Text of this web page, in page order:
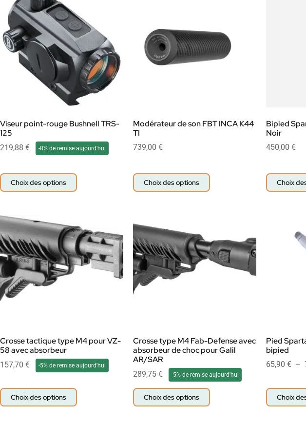
Viseur point-rouge Bushnell TRS-
125
219,88 € -8% de remise aujourd'hui
Choix des options
Modérateur de son FBT INCA K44
TI
739,00 €
Choix des options
Bipied
Noir
450,00 €
Choix
Crosse tactique type M4 pour VZ-
58 avec absorbeur
157,70 € -5% de remise aujourd'hui
Choix des options
Crosse type M4 Fab-Defense avec
absorbeur de choc pour Galil
AR/SAR
289,75 € -5% de remise aujourd'hui
Choix des options
Pied
bipied
65,90 € –
Choix